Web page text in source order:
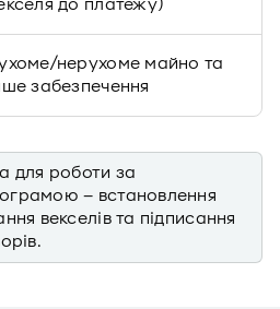
до платежу)
нерухоме майно та
забезпечення
для роботи за
– встановлення
векселів та підписання